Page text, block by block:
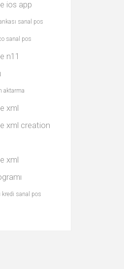
ios app
sanal pos
sanal pos
n11
aktarma
xml
xml creation
xml
kredi sanal pos